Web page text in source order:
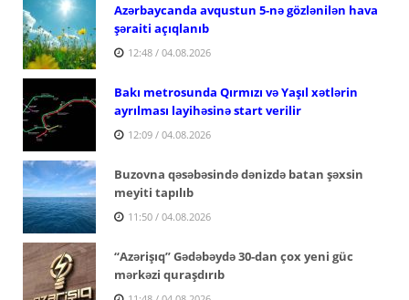
Azərbaycanda avqustun 5-nə gözlənilən hava
şəraiti açıqlanıb
12:48 / 04.08.2026
Bakı metrosunda Qırmızı və Yaşıl xətlərin
ayrılması layihəsinə start verilir
12:09 / 04.08.2026
Buzovna qəsəbəsində dənizdə batan şəxsin
meyiti tapılıb
11:50 / 04.08.2026
“Azərişıq” Gədəbəydə 30-dan çox yeni güc
mərkəzi quraşdırıb